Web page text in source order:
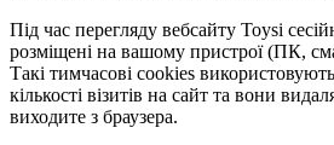
Під час перегляду вебсайту Toysi
розміщені на вашому пристрої (ПК,
Такі тимчасові cookies
кількості візитів на сайт та вони
виходите з браузера.